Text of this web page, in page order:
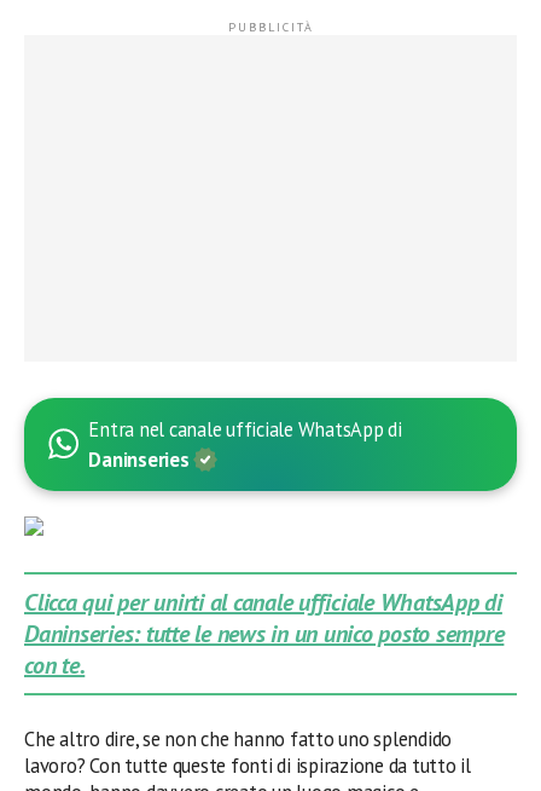
Entra nel canale ufficiale WhatsApp di
Daninseries
Clicca qui per unirti al canale ufficiale WhatsApp di
Daninseries: tutte le news in un unico posto sempre
con te.
Che altro dire, se non che hanno fatto uno splendido
lavoro? Con tutte queste fonti di ispirazione da tutto il